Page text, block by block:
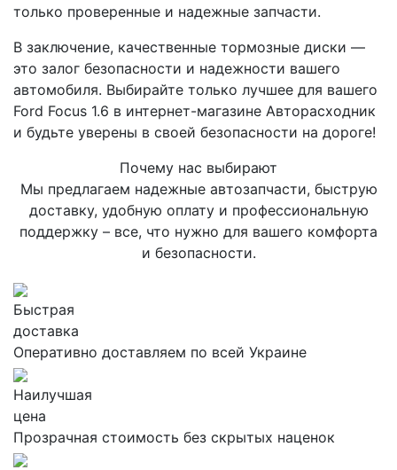
только проверенные и надежные запчасти.
В заключение, качественные тормозные диски —
это залог безопасности и надежности вашего
автомобиля. Выбирайте только лучшее для вашего
Ford Focus 1.6 в интернет-магазине Авторасходник
и будьте уверены в своей безопасности на дороге!
Почему нас выбирают
Мы предлагаем надежные автозапчасти, быструю
доставку, удобную оплату и профессиональную
поддержку – все, что нужно для вашего комфорта
и безопасности.
Быстрая
доставка
Оперативно доставляем по всей Украине
Наилучшая
цена
Прозрачная стоимость без скрытых наценок